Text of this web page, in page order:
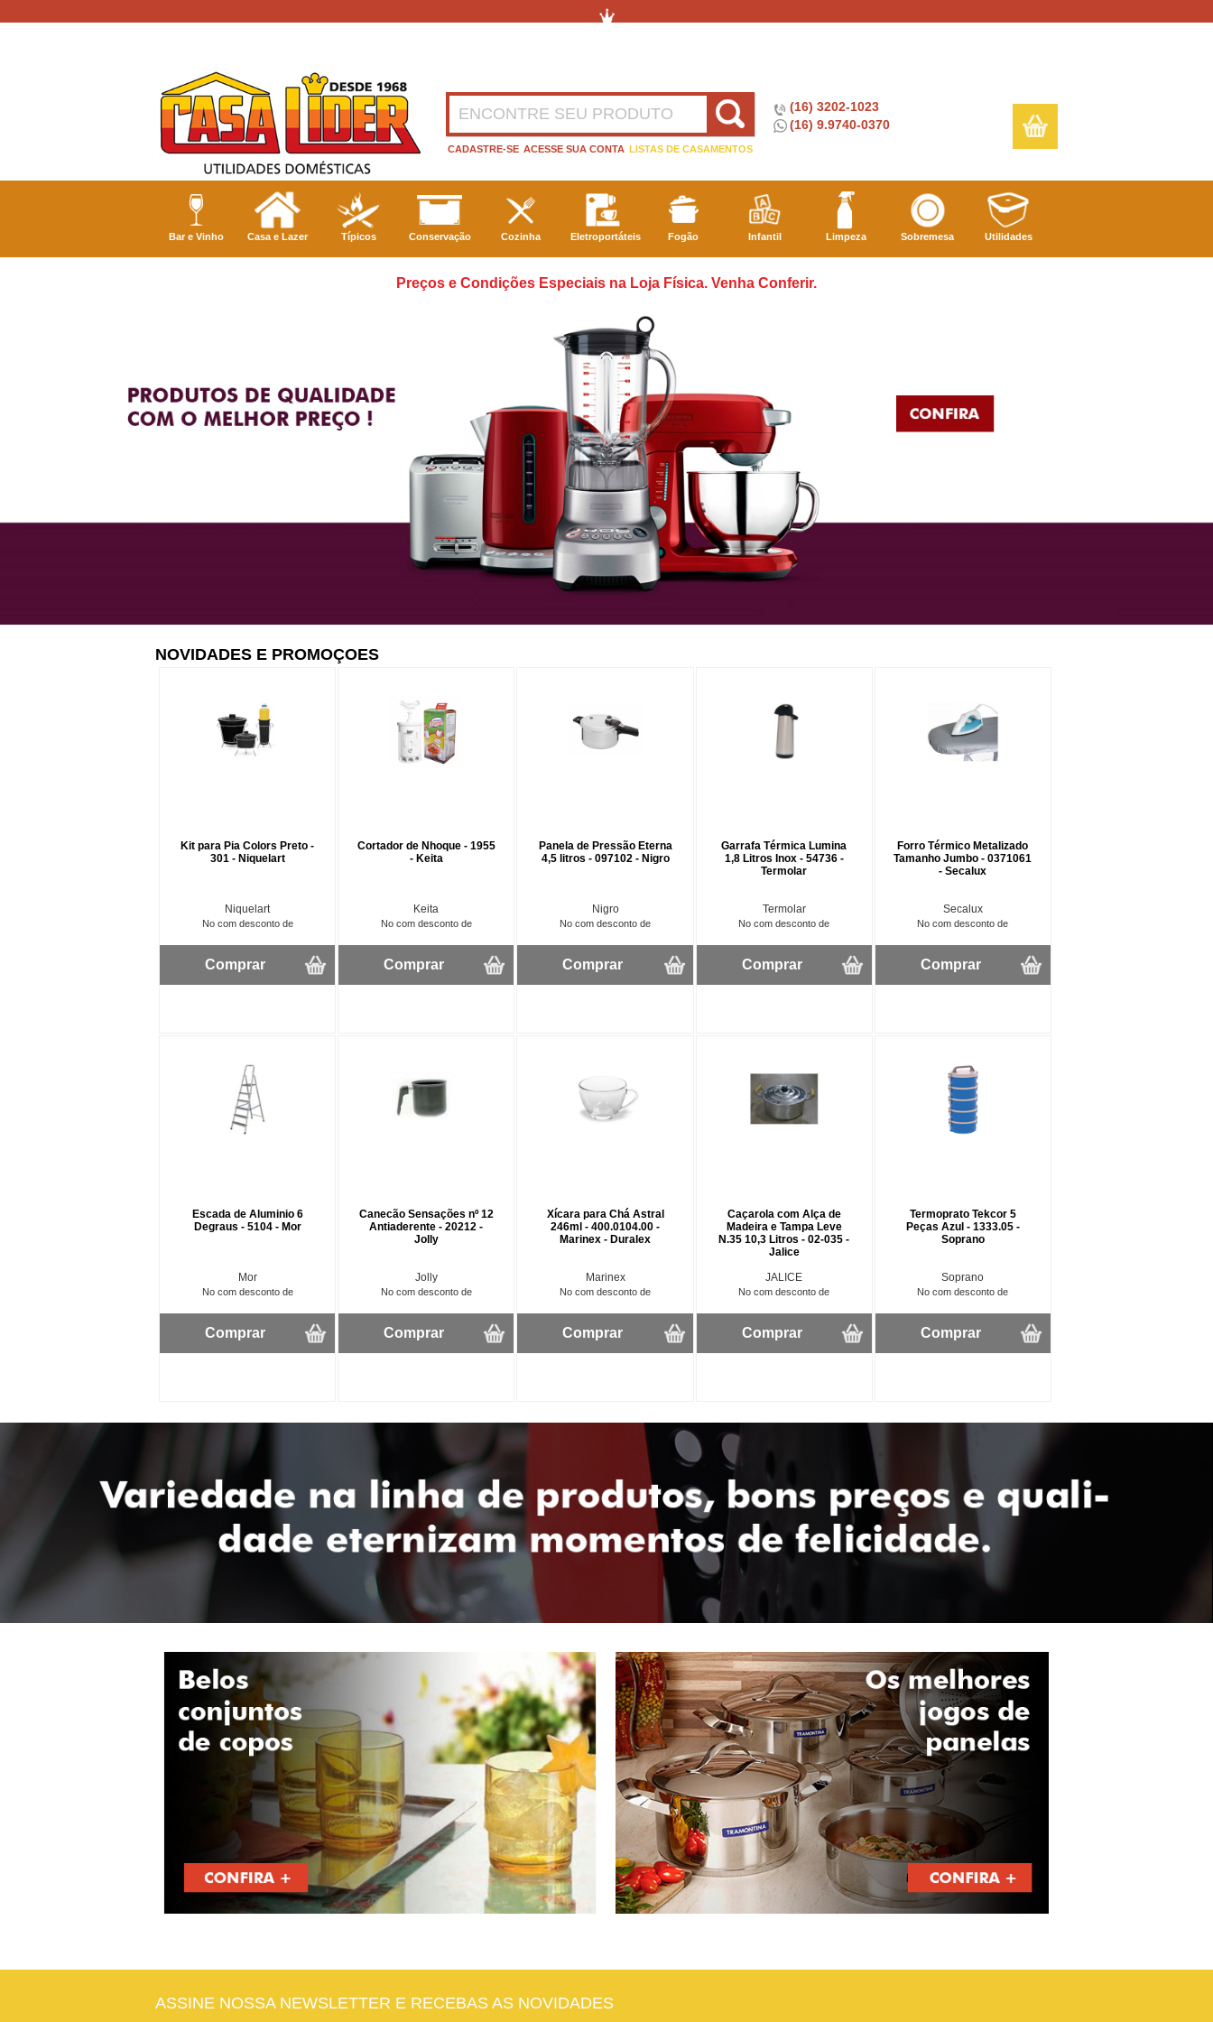
CADASTRE-SE ACESSE SUA CONTA LISTAS DE CASAMENTOS
(16) 3202-1023
(16) 9.9740-0370
Bar e Vinho Casa e Lazer Típicos Conservação Cozinha Eletroportáteis Fogão Infantil Limpeza Sobremesa Utilidades
Preços e Condições Especiais na Loja Física. Venha Conferir.
NOVIDADES E PROMOÇOES
Kit para Pia Colors Preto -
301 - Niquelart
Niquelart
No com desconto de
Comprar
Cortador de Nhoque - 1955
- Keita
Keita
No com desconto de
Comprar
Panela de Pressão Eterna
4,5 litros - 097102 - Nigro
Nigro
No com desconto de
Comprar
Garrafa Térmica Lumina
1,8 Litros Inox - 54736 -
Termolar
Termolar
No com desconto de
Comprar
Forro Térmico Metalizado
Tamanho Jumbo - 0371061
- Secalux
Secalux
No com desconto de
Comprar
Escada de Aluminio 6
Degraus - 5104 - Mor
Mor
No com desconto de
Comprar
Canecão Sensações nº 12
Antiaderente - 20212 -
Jolly
Jolly
No com desconto de
Comprar
Xícara para Chá Astral
246ml - 400.0104.00 -
Marinex - Duralex
Marinex
No com desconto de
Comprar
Caçarola com Alça de
Madeira e Tampa Leve
N.35 10,3 Litros - 02-035 -
Jalice
JALICE
No com desconto de
Comprar
Termoprato Tekcor 5
Peças Azul - 1333.05 -
Soprano
Soprano
No com desconto de
Comprar
ASSINE NOSSA NEWSLETTER E RECEBAS AS NOVIDADES